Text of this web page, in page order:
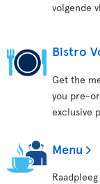
volgende
Bistro
Get the
you pre-
exclusive
Menu